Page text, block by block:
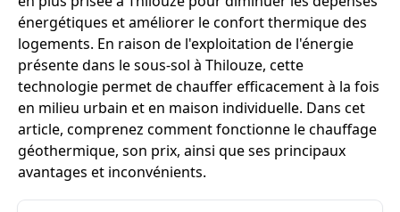
énergétiques et améliorer le confort thermique des
logements. En raison de l'exploitation de l'énergie
présente dans le sous-sol à Thilouze, cette
technologie permet de chauffer efficacement à la fois
en milieu urbain et en maison individuelle. Dans cet
article, comprenez comment fonctionne le chauffage
géothermique, son prix, ainsi que ses principaux
avantages et inconvénients.